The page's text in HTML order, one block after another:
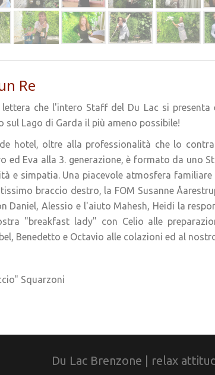
Re
che l'intero Staff del Du Lac si
Lago di Garda il più ameno possibile!
hotel, oltre alla professionalità che lo
ed Eva alla 3. generazione, è formato da uno
e simpatia. Una piacevole atmosfera
braccio destro, la FOM Susanne
Daniel, Alessio e l'aiuto Mahesh, Heidi la
"breakfast lady" con Celio alle
Benedetto e Octavio alle colazioni ed al
Squarzoni
Du Lac Brenzone | relax